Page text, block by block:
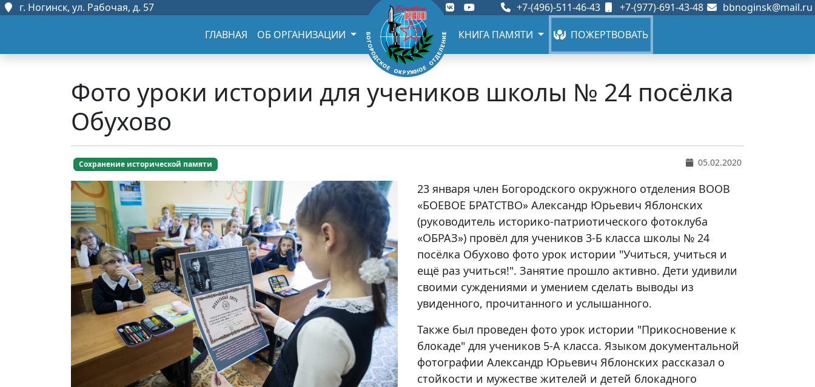
г. Ногинск, ул. Рабочая, д. 57 +7-(496)-511-46-43 +7-(977)-691-43-48 bbnoginsk@mail.ru
ГЛАВНАЯ ОБ ОРГАНИЗАЦИИ КНИГА ПАМЯТИ ПОЖЕРТВОВАТЬ
Фото уроки истории для учеников школы № 24 посёлка
Обухово
Сохранение исторической памяти 05.02.2020
23 января член Богородского окружного отделения ВООВ
«БОЕВОЕ БРАТСТВО» Александр Юрьевич Яблонских
(руководитель историко-патриотического фотоклуба
«ОБРАЗ») провёл для учеников 3-Б класса школы № 24
посёлка Обухово фото урок истории "Учиться, учиться и
ещё раз учиться!". Занятие прошло активно. Дети удивили
своими суждениями и умением сделать выводы из
увиденного, прочитанного и услышанного.
Также был проведен фото урок истории "Прикосновение к
блокаде" для учеников 5-А класса. Языком документальной
фотографии Александр Юрьевич Яблонских рассказал о
стойкости и мужестве жителей и детей блокадного